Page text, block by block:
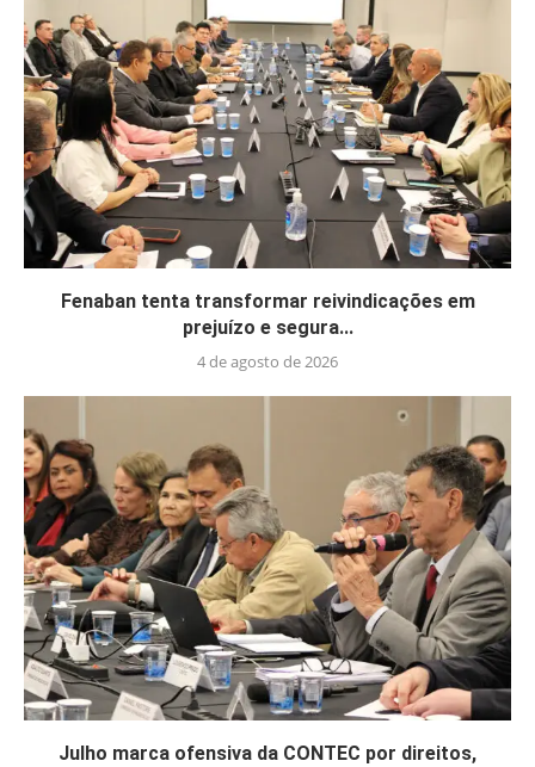
Fenaban tenta transformar reivindicações em
prejuízo e segura...
4 de agosto de 2026
Julho marca ofensiva da CONTEC por direitos,